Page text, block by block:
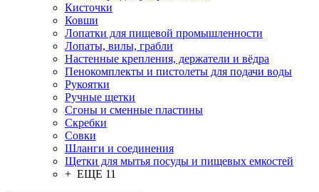
Кисточки
Ковши
Лопатки для пищевой промышленности
Лопаты, вилы, грабли
Настенные крепления, держатели и вёдра
Пенокомплекты и пистолеты для подачи воды
Рукоятки
Ручные щетки
Сгоны и сменные пластины
Скребки
Совки
Шланги и соединения
Щетки для мытья посуды и пищевых емкостей
+ ЕЩЕ 11